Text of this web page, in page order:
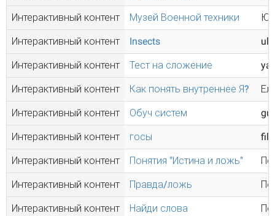
Интерактивный контент Музей Военной техники
Интерактивный контент Insects
Интерактивный контент Тест на сложение
Интерактивный контент Как понять внутреннее Я?
Интерактивный контент Обуч систем
Интерактивный контент госы
Интерактивный контент Понятия "Истина и ложь"
Интерактивный контент Правда/ложь
Интерактивный контент Найди слова